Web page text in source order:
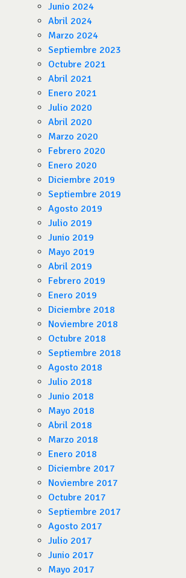
Junio 2024
Abril 2024
Marzo 2024
Septiembre 2023
Octubre 2021
Abril 2021
Enero 2021
Julio 2020
Abril 2020
Marzo 2020
Febrero 2020
Enero 2020
Diciembre 2019
Septiembre 2019
Agosto 2019
Julio 2019
Junio 2019
Mayo 2019
Abril 2019
Febrero 2019
Enero 2019
Diciembre 2018
Noviembre 2018
Octubre 2018
Septiembre 2018
Agosto 2018
Julio 2018
Junio 2018
Mayo 2018
Abril 2018
Marzo 2018
Enero 2018
Diciembre 2017
Noviembre 2017
Octubre 2017
Septiembre 2017
Agosto 2017
Julio 2017
Junio 2017
Mayo 2017